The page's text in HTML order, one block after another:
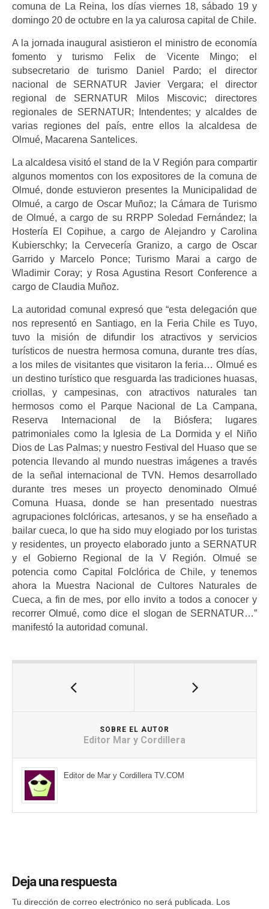
comuna de La Reina, los días viernes 18, sábado 19 y
domingo 20 de octubre en la ya calurosa capital de Chile.
A la jornada inaugural asistieron el ministro de economía
fomento y turismo Felix de Vicente Mingo; el
subsecretario de turismo Daniel Pardo; el director
nacional de SERNATUR Javier Vergara; el director
regional de SERNATUR Milos Miscovic; directores
regionales de SERNATUR; Intendentes; y alcaldes de
varias regiones del país, entre ellos la alcaldesa de
Olmué, Macarena Santelices.
La alcaldesa visitó el stand de la V Región para compartir
algunos momentos con los expositores de la comuna de
Olmué, donde estuvieron presentes la Municipalidad de
Olmué, a cargo de Oscar Muñoz; la Cámara de Turismo
de Olmué, a cargo de su RRPP Soledad Fernández; la
Hostería El Copihue, a cargo de Alejandro y Carolina
Kubierschky; la Cervecería Granizo, a cargo de Oscar
Garrido y Marcelo Ponce; Turismo Marai a cargo de
Wladimir Coray; y Rosa Agustina Resort Conference a
cargo de Claudia Muñoz.
La autoridad comunal expresó que “esta delegación que
nos representó en Santiago, en la Feria Chile es Tuyo,
tuvo la misión de difundir los atractivos y servicios
turísticos de nuestra hermosa comuna, durante tres días,
a los miles de visitantes que visitaron la feria… Olmué es
un destino turístico que resguarda las tradiciones huasas,
criollas, y campesinas, con atractivos naturales tan
hermosos como el Parque Nacional de La Campana,
Reserva Internacional de la Biósfera; lugares
patrimoniales como la Iglesia de La Dormida y el Niño
Dios de Las Palmas; y nuestro Festival del Huaso que se
potencia llevando al mundo nuestras imágenes a través
de la señal internacional de TVN. Hemos desarrollado
durante tres meses un proyecto denominado Olmué
Comuna Huasa, donde se han presentado nuestras
agrupaciones folclóricas, artesanos, y se ha enseñado a
bailar cueca, lo que ha sido muy elogiado por los turistas
y residentes, un proyecto elaborado junto a SERNATUR
y el Gobierno Regional de la V Región. Olmué se
potencia como Capital Folclórica de Chile, y tenemos
ahora la Muestra Nacional de Cultores Naturales de
Cueca, a fin de mes, por ello invito a todos a conocer y
recorrer Olmué, como dice el slogan de SERNATUR…”
manifestó la autoridad comunal.
SOBRE EL AUTOR
Editor Mar y Cordillera
Editor de Mar y Cordillera TV.COM
Deja una respuesta
Tu dirección de correo electrónico no será publicada.
Los